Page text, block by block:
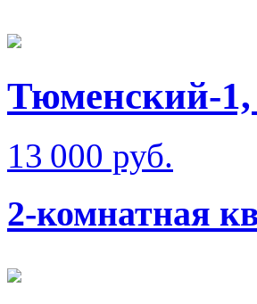
Тюменский-1,
13 000 руб.
2-комнатная